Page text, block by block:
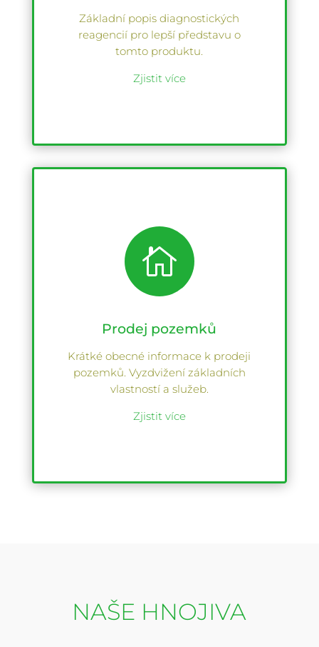
Základní popis diagnostických
reagencií pro lepší představu o
tomto produktu.
Zjistit více

Prodej pozemků
Krátké obecné informace k prodeji
pozemků. Vyzdvižení základních
vlastností a služeb.
Zjistit více
NAŠE HNOJIVA